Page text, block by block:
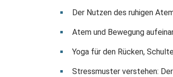
Der Nutzen des ruhigen
Atem und Bewegung
Yoga für den Rücken,
Stressmuster verstehen: